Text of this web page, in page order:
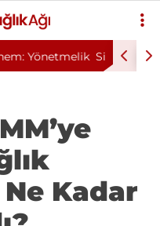
Çıktı: Ameliyattan 60
Ne Kadar